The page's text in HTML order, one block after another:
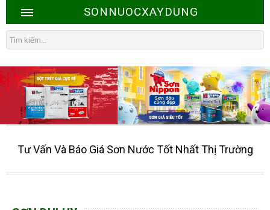
SONNUOCXAYDUNG
Tư Vấn Và Báo Giá Sơn Nước Tốt Nhất Thị Trường